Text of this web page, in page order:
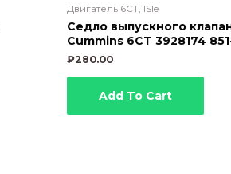
Двигатель 6CT, ISle
Седло выпускного
Cummins 6CT 3928174
₽280.00
Add To Cart